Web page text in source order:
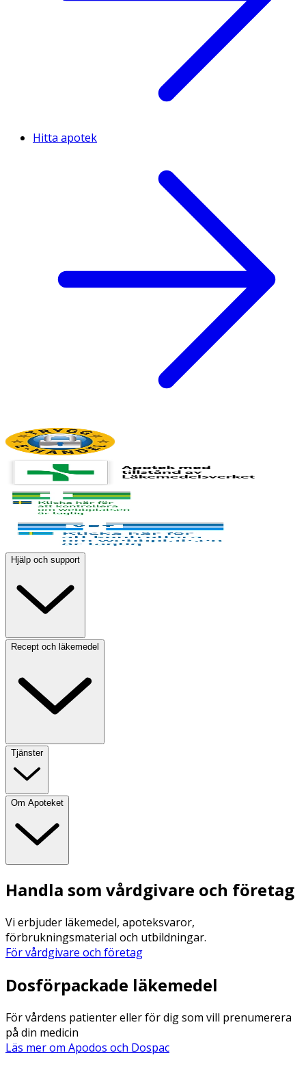
Hitta apotek
Hjälp och support
Recept och läkemedel
Tjänster
Om Apoteket
Handla som vårdgivare och företag
Vi erbjuder läkemedel, apoteksvaror,
förbrukningsmaterial och utbildningar.
För vårdgivare och företag
Dosförpackade läkemedel
För vårdens patienter eller för dig som vill prenumerera
på din medicin
Läs mer om Apodos och Dospac